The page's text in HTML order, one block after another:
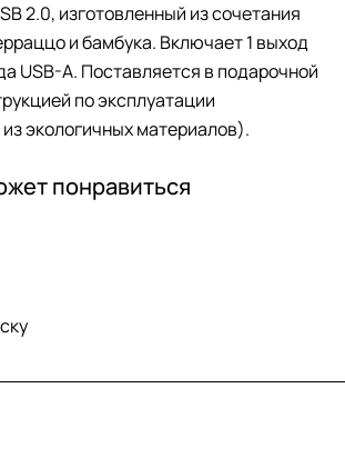
2.0, изготовленный из сочетания
и бамбука. Включает 1 выход
USB-A. Поставляется в подарочной
по эксплуатации
экологичных материалов).
понравиться